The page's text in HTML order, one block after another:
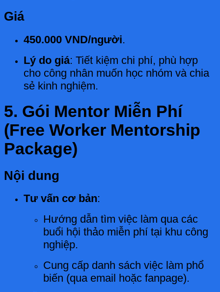
Giá
450.000 VND/người.
Lý do giá: Tiết kiệm chi phí, phù hợp
cho công nhân muốn học nhóm và chia
sẻ kinh nghiệm.
5. Gói Mentor Miễn Phí
(Free Worker Mentorship
Package)
Nội dung
Tư vấn cơ bản:
Hướng dẫn tìm việc làm qua các
buổi hội thảo miễn phí tại khu công
nghiệp.
Cung cấp danh sách việc làm phổ
biến (qua email hoặc fanpage).